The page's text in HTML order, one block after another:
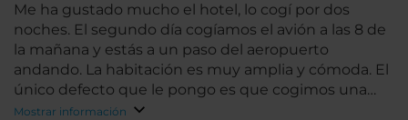
Me ha gustado mucho el hotel, lo cogí por dos
noches. El segundo día cogíamos el avión a las 8 de
la mañana y estás a un paso del aeropuerto
andando. La habitación es muy amplia y cómoda. El
único defecto que le pongo es que cogimos una
habitación para tres adultos pues mi hija tiene 14
Mostrar información